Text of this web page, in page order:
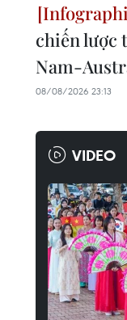
chiến lược
Nam-
08/08/2026 23:13
VIDEO